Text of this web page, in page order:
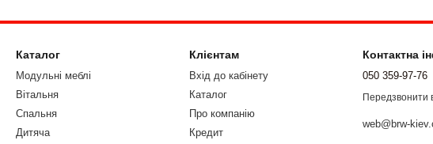
дерева.
речей.
Каталог
Модульні меблі
Вітальня
Спальня
Дитяча
Клієнтам
Вхід до кабінету
Каталог
Про компанію
Кредит
Контактна
050 359-97-76
Передзвонити
web@brw-